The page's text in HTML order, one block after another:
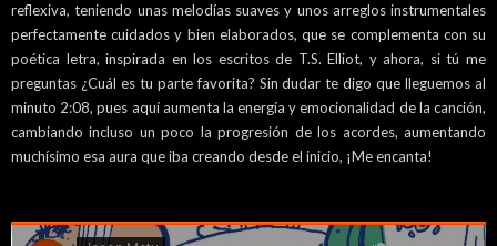
reflexiva, teniendo unas melodías suaves y unos arreglos instrumentales
perfectamente cuidados y bien elaborados, que se complementa con su
poética letra, inspirada en los escritos de T.S. Elliot, y ahora, si tú me
preguntas ¿Cuál es tu parte favorita? Sin dudar te digo que lleguemos al
minuto 2:08, pues aquí aumenta la energía y emocionalidad de la canción,
cambiando incluso un poco la progresión de los acordes, aumentando
muchísimo esa aura que iba creando desde el inicio, ¡Me encanta!